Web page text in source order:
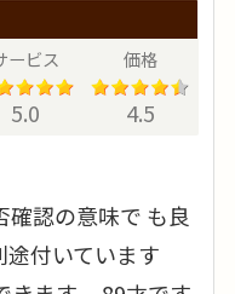
ービス
5.0
価格
4.5
認の意味で も良
途付いています